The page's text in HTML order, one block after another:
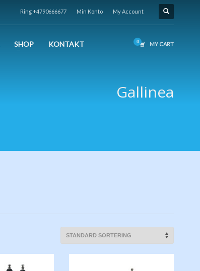
Ring +4790666677 Min Konto My Account
SHOP KONTAKT MY CART
Gallinea